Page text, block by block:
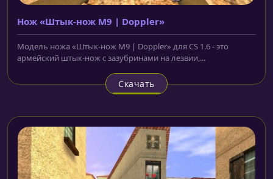
Нож «Штык-нож M9 | Doppler»
Модель ножа «Штык-нож M9 | Doppler» для CS 1.6 - это
армейский штык-нож с зазубринами на лезвии,...
Скачать